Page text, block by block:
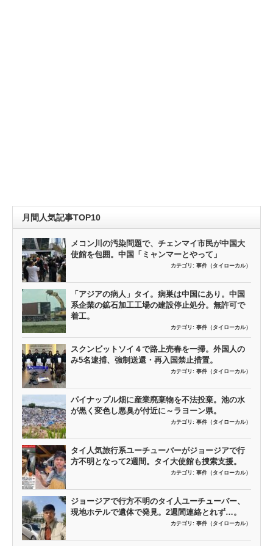
月間人気記事TOP10
メコン川の汚染問題で、チェンマイ市民が中国大
使館を包囲。中国「ミャンマーとやって」
カテゴリ: 事件（タイローカル）
「アジアの病人」タイ。病巣は中国にあり。中国
系企業の鉱石加工工場の建設停止処分。無許可で
着工。
カテゴリ: 事件（タイローカル）
スクンビットソイ４で路上売春を一掃。外国人の
み5名逮捕、強制送還・再入国禁止措置。
カテゴリ: 事件（タイローカル）
パイナップル畑に産業廃棄物を不法投棄。池の水
が黒く変色し悪臭が付近に～ラヨーン県。
カテゴリ: 事件（タイローカル）
タイ人気旅行系ユーチューバーがジョージアで行
方不明となって2週間。タイ大使館も捜索支援。
カテゴリ: 事件（タイローカル）
ジョージアで行方不明のタイ人ユーチューバー、
現地ホテルで遺体で発見。2週間連絡とれず…。
カテゴリ: 事件（タイローカル）